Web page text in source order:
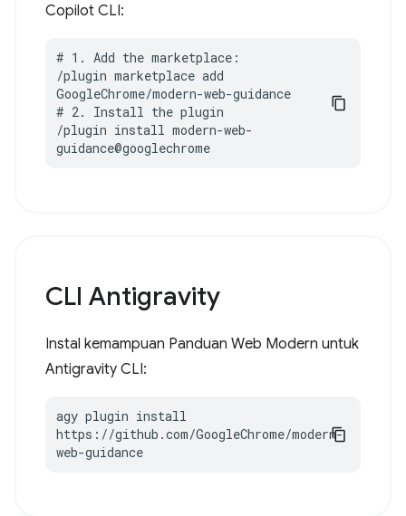
Copilot CLI:
# 1. Add the marketplace:
/plugin marketplace add
GoogleChrome/modern-web-guidance
# 2. Install the plugin
/plugin install modern-web-
guidance@googlechrome
CLI Antigravity
Instal kemampuan Panduan Web Modern untuk
Antigravity CLI:
agy plugin install
https://github.com/GoogleChrome/modern-
web-guidance